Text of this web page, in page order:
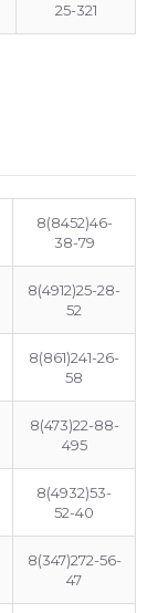
25-321
8(8452)46-
38-79
8(4912)25-28-
52
8(861)241-26-
58
8(473)22-88-
495
8(4932)53-
52-40
8(347)272-56-
47